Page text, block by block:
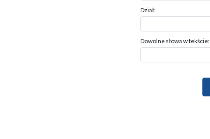
Dział:
Dowolne słowa w tekście: